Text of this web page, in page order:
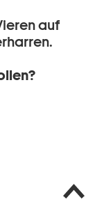
auf